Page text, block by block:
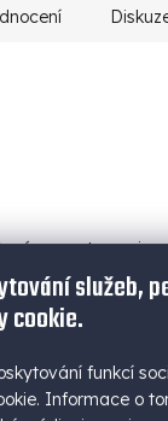
služeb,
cookie.
funkcí
Informace o
pro
i